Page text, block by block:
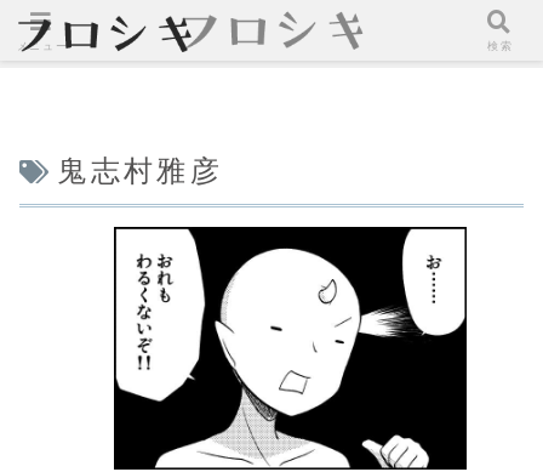
鬼志村雅彦
メニュー 検索